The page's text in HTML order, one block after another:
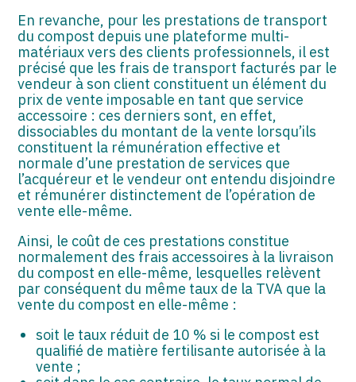
En revanche, pour les prestations de transport
du compost depuis une plateforme multi-
matériaux vers des clients professionnels, il est
précisé que les frais de transport facturés par le
vendeur à son client constituent un élément du
prix de vente imposable en tant que service
accessoire : ces derniers sont, en effet,
dissociables du montant de la vente lorsqu’ils
constituent la rémunération effective et
normale d’une prestation de services que
l’acquéreur et le vendeur ont entendu disjoindre
et rémunérer distinctement de l’opération de
vente elle-même.
Ainsi, le coût de ces prestations constitue
normalement des frais accessoires à la livraison
du compost en elle-même, lesquelles relèvent
par conséquent du même taux de la TVA que la
vente du compost en elle-même :
soit le taux réduit de 10 % si le compost est
qualifié de matière fertilisante autorisée à la
vente ;